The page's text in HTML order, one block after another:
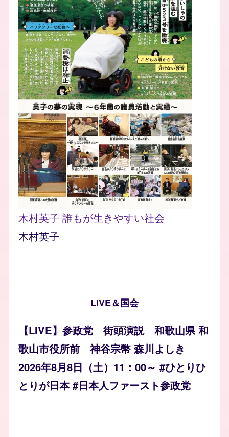
木村英子 誰もが生きやすい社会
木村英子
LIVE＆国会
【LIVE】参政党 街頭演説 和歌山県 和
歌山市役所前 神谷宗幣 森川よしき
2026年8月8日（土）11：00～ #ひとりひ
とりが日本 #日本人ファースト参政党